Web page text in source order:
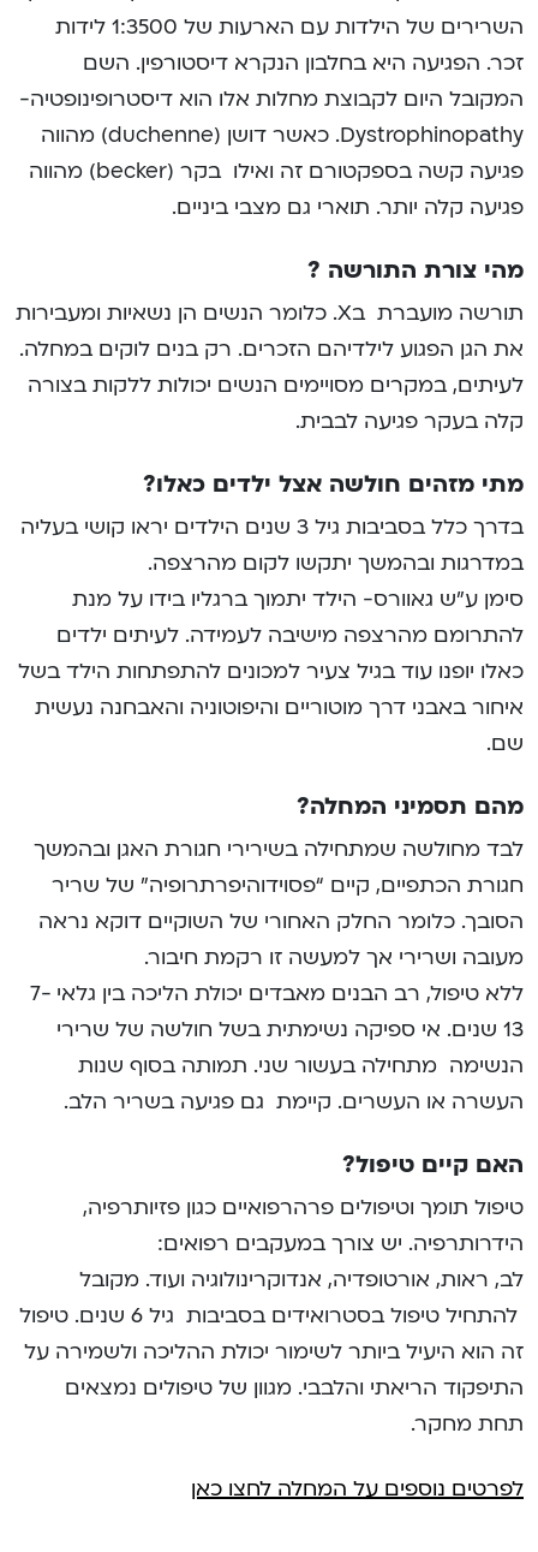
השרירים של הילדות עם הארעות של 1:3500 לידות
זכר. הפגיעה היא בחלבון הנקרא דיסטורפין. השם
המקובל היום לקבוצת מחלות אלו הוא דיסטרופינופטיה-
Dystrophinopathy. כאשר דושן (duchenne) מהווה
פגיעה קשה בספקטורם זה ואילו בקר (becker) מהווה
פגיעה קלה יותר. תוארי גם מצבי ביניים.
מהי צורת התורשה ?
תורשה מועברת בX. כלומר הנשים הן נשאיות ומעבירות
את הגן הפגוע לילדיהם הזכרים. רק בנים לוקים במחלה.
לעיתים, במקרים מסויימים הנשים יכולות ללקות בצורה
קלה בעקר פגיעה לבבית.
מתי מזהים חולשה אצל ילדים כאלו?
בדרך כלל בסביבות גיל 3 שנים הילדים יראו קושי בעליה
במדרגות ובהמשך יתקשו לקום מהרצפה.
סימן ע”ש גאוורס- הילד יתמוך ברגליו בידו על מנת
להתרומם מהרצפה מישיבה לעמידה. לעיתים ילדים
כאלו יופנו עוד בגיל צעיר למכונים להתפתחות הילד בשל
איחור באבני דרך מוטוריים והיפוטוניה והאבחנה נעשית
שם.
מהם תסמיני המחלה?
לבד מחולשה שמתחילה בשירירי חגורת האגן ובהמשך
חגורת הכתפיים, קיים “פסוידוהיפרתרופיה” של שריר
הסובך. כלומר החלק האחורי של השוקיים דוקא נראה
מעובה ושרירי אך למעשה זו רקמת חיבור.
ללא טיפול, רב הבנים מאבדים יכולת הליכה בין גלאי 7-
13 שנים. אי ספיקה נשימתית בשל חולשה של שרירי
הנשימה מתחילה בעשור שני. תמותה בסוף שנות
העשרה או העשרים. קיימת גם פגיעה בשריר הלב.
האם קיים טיפול?
טיפול תומך וטיפולים פרהרפואיים כגון פזיותרפיה,
הידרותרפיה. יש צורך במעקבים רפואים:
לב, ראות, אורטופדיה, אנדוקרינולוגיה ועוד. מקובל
להתחיל טיפול בסטרואידים בסביבות גיל 6 שנים. טיפול
זה הוא היעיל ביותר לשימור יכולת ההליכה ולשמירה על
התיפקוד הריאתי והלבבי. מגוון של טיפולים נמצאים
תחת מחקר.
לפרטים נוספים על המחלה לחצו כאן